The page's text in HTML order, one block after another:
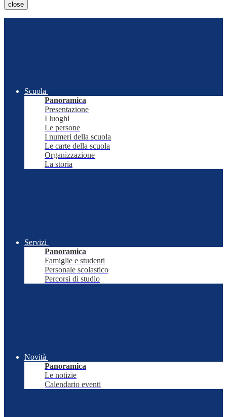
close
Scuola
Panoramica
Presentazione
I luoghi
Le persone
I numeri della scuola
Le carte della scuola
Organizzazione
La storia
Servizi
Panoramica
Famiglie e studenti
Personale scolastico
Percorsi di studio
Novità
Panoramica
Le notizie
Calendario eventi